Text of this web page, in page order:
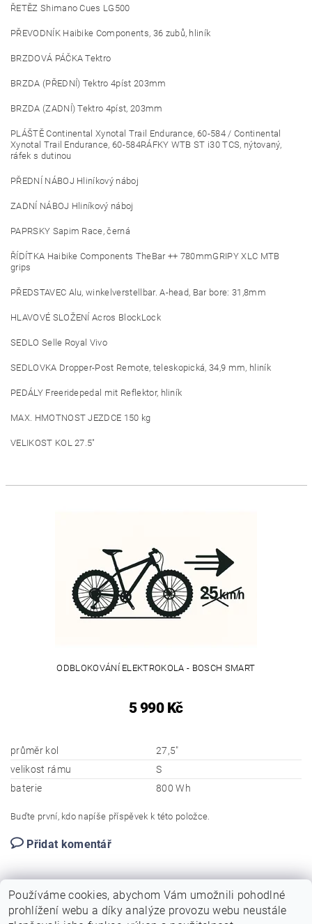
ŘETĚZ Shimano Cues LG500
PŘEVODNÍK Haibike Components, 36 zubů, hliník
BRZDOVÁ PÁČKA Tektro
BRZDA (PŘEDNÍ) Tektro 4píst 203mm
BRZDA (ZADNÍ) Tektro 4píst, 203mm
PLÁŠTĚ Continental Xynotal Trail Endurance, 60-584 / Continental
Xynotal Trail Endurance, 60-584RÁFKY WTB ST i30 TCS, nýtovaný,
ráfek s dutinou
PŘEDNÍ NÁBOJ Hliníkový náboj
ZADNÍ NÁBOJ Hliníkový náboj
PAPRSKY Sapim Race, černá
ŘÍDÍTKA Haibike Components TheBar ++ 780mmGRIPY XLC MTB
grips
PŘEDSTAVEC Alu, winkelverstellbar. A-head, Bar bore: 31,8mm
HLAVOVÉ SLOŽENÍ Acros BlockLock
SEDLO Selle Royal Vivo
SEDLOVKA Dropper-Post Remote, teleskopická, 34,9 mm, hliník
PEDÁLY Freeridepedal mit Reflektor, hliník
MAX. HMOTNOST JEZDCE 150 kg
VELIKOST KOL 27.5"
ODBLOKOVÁNÍ ELEKTROKOLA - BOSCH SMART
5 990 Kč
průměr kol
27,5"
velikost rámu
S
baterie
800 Wh
Buďte první, kdo napíše příspěvek k této položce.
Přidat komentář
Používáme cookies, abychom Vám umožnili pohodlné
prohlížení webu a díky analýze provozu webu neustále